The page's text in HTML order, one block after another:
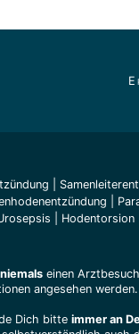
Hodentorsion
niemals einen
angesehen
Dich bitte immer an